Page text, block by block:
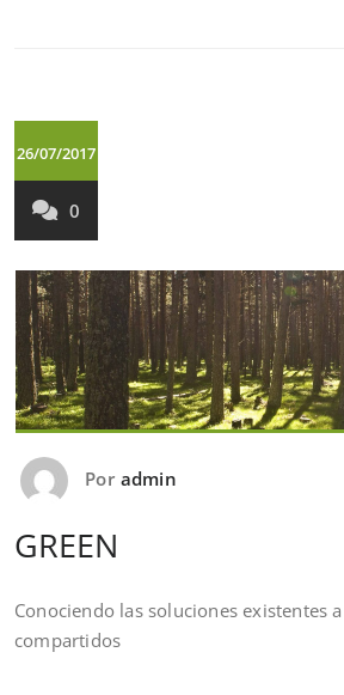
26/07/2017
0
Por admin
GREEN
Conociendo las soluciones existentes
compartidos